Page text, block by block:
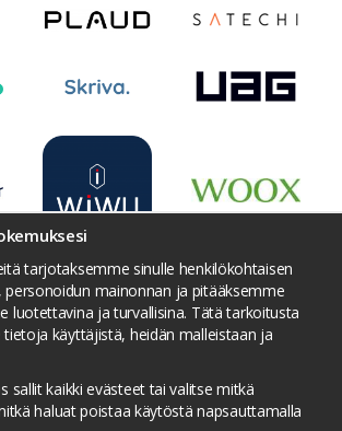
Yhteydenotto
Pinterest
Instagram
Tietosuojakäytäntö
tarjotaksemme sinulle henkilökohtaisen
mainonnan ja pitääksemme
luotettavina ja turvallisina. Tätä tarkoitusta
käyttäjistä, heidän malleistaan ​​ja
sallit kaikki evästeet tai valitse mitkä
haluat poistaa käytöstä napsauttamalla